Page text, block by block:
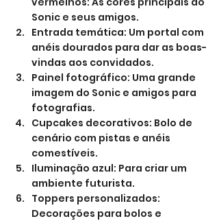
Sonic e seus amigos.
Entrada temática: Um portal com
anéis dourados para dar as boas-
vindas aos convidados.
Painel fotográfico: Uma grande
imagem do Sonic e amigos para
fotografias.
Cupcakes decorativos: Bolo de
cenário com pistas e anéis
comestíveis.
Iluminação azul: Para criar um
ambiente futurista.
Toppers personalizados:
Decorações para bolos e